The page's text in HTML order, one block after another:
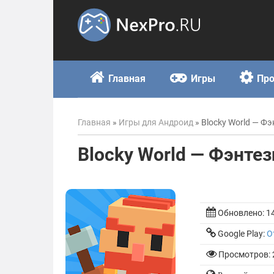
Главная Игры
Главная » Игры для Андроид » Blocky World —
Blocky World —
Обновлено:
Google Play:
Просмотров: